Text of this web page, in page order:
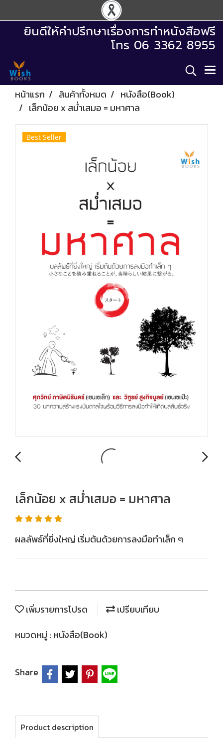
ยินดีให้คำปรึกษาเรื่องการทำหนังสือฟรี
โทร 06 3362 8955
หน้าแรก สินค้าทั้งหมด
หนังสือ(Book)
เล็กน้อย x สม่ำเสมอ = มหาศาล
Best Seller
เล็กน้อย x สม่ำเสมอ = มหาศาล
ผลลัพธ์ที่ยิ่งใหญ่ เริ่มต้นด้วยการลงมือทำเล็ก ๆ
เพิ่มรายการโปรด
เปรียบเทียบ
หมวดหมู่ : หนังสือ(Book)
Share
Product description